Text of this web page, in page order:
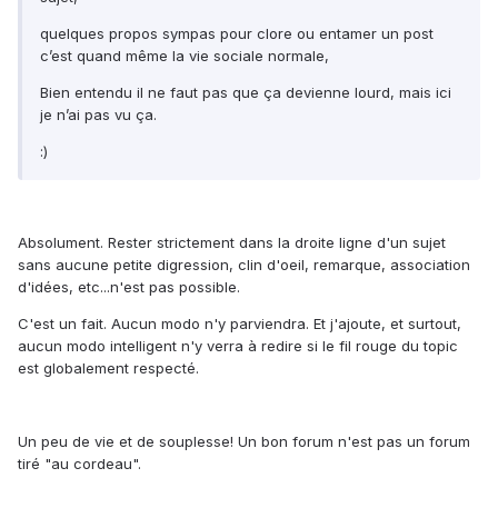
quelques propos sympas pour clore ou entamer un post
c’est quand même la vie sociale normale,
Bien entendu il ne faut pas que ça devienne lourd, mais ici
je n’ai pas vu ça.
:)
Absolument. Rester strictement dans la droite ligne d'un sujet
sans aucune petite digression, clin d'oeil, remarque, association
d'idées, etc...n'est pas possible.
C'est un fait. Aucun modo n'y parviendra. Et j'ajoute, et surtout,
aucun modo intelligent n'y verra à redire si le fil rouge du topic
est globalement respecté.
Un peu de vie et de souplesse! Un bon forum n'est pas un forum
tiré "au cordeau".